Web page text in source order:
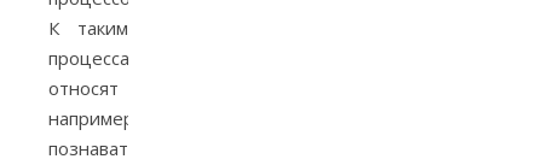
К таким
процессам
относят
например
познавательные